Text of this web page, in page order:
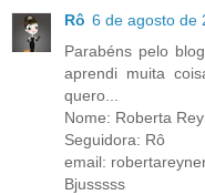
Rô 6 de agosto de
Parabéns pelo
aprendi muita
quero...
Nome: Roberta
Seguidora: Rô
email:
Bjusssss